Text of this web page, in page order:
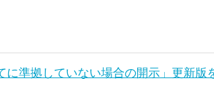
準拠していない場合の開示」更新版